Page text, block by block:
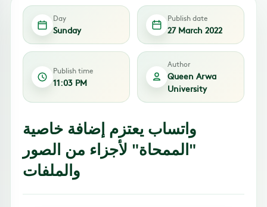
Day
Sunday
Publish date
27 March 2022
Publish time
11:03 PM
Author
Queen Arwa
University
واتساب يعتزم إضافة خاصية
"الممحاة" لأجزاء من الصور
والملفات